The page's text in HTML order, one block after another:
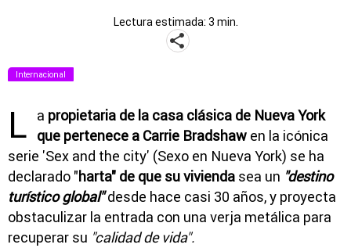
Lectura estimada: 3 min.
Internacional
L a propietaria de la casa clásica de Nueva York
que pertenece a Carrie Bradshaw en la icónica
serie 'Sex and the city' (Sexo en Nueva York) se ha
declarado "harta" de que su vivienda sea un "destino
turístico global"desde hace casi 30 años, y proyecta
obstaculizar la entrada con una verja metálica para
recuperar su "calidad de vida".